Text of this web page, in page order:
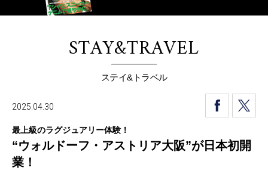
STAY&TRAVEL
ステイ&トラベル
2025.04.30
最上級のラグジュアリー体験！
“ウォルドーフ・アストリア大阪”が日本初開
業！